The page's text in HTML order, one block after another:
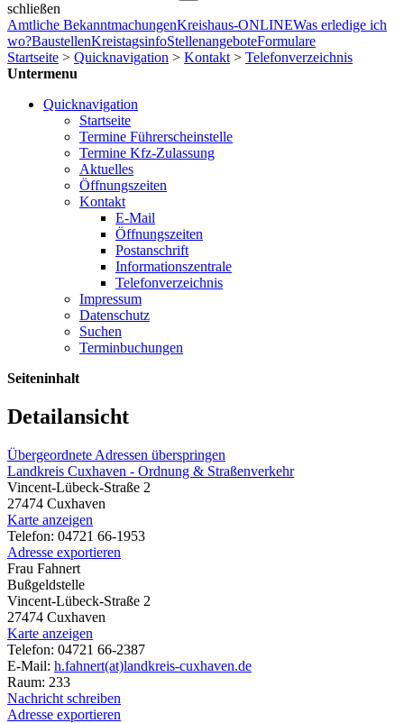
schließen
Amtliche BekanntmachungenKreishaus-ONLINEWas erledige ich
wo?BaustellenKreistagsinfoStellenangeboteFormulare
Startseite > Quicknavigation > Kontakt > Telefonverzeichnis
Untermenu
Quicknavigation
Startseite
Termine Führerscheinstelle
Termine Kfz-Zulassung
Aktuelles
Öffnungszeiten
Kontakt
E-Mail
Öffnungszeiten
Postanschrift
Informationszentrale
Telefonverzeichnis
Impressum
Datenschutz
Suchen
Terminbuchungen
Seiteninhalt
Detailansicht
Übergeordnete Adressen überspringen
Landkreis Cuxhaven - Ordnung & Straßenverkehr
Vincent-Lübeck-Straße 2
27474 Cuxhaven
Karte anzeigen
Telefon: 04721 66-1953
Adresse exportieren
Frau Fahnert
Bußgeldstelle
Vincent-Lübeck-Straße 2
27474 Cuxhaven
Karte anzeigen
Telefon: 04721 66-2387
E-Mail: h.fahnert(at)landkreis-cuxhaven.de
Raum: 233
Nachricht schreiben
Adresse exportieren